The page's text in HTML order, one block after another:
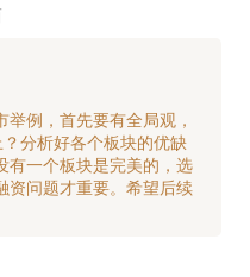
例，首先要有全局观，
分析好各个板块的优缺
有一个板块是完美的，选
资问题才重要。希望后续